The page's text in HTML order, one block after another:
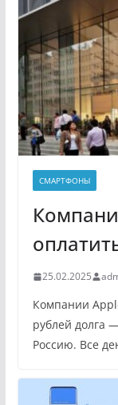
СМАРТФОНЫ
25.02.2025
Компании
рублей долга
Россию. Все